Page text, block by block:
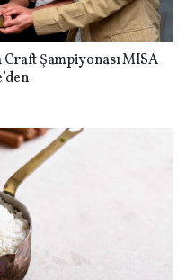
Şampiyonası MISA